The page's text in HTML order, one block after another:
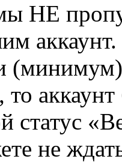
НЕ
то
статус
не